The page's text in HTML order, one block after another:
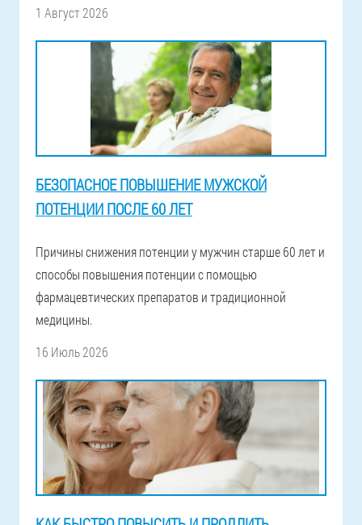
1 Август 2026
БЕЗОПАСНОЕ ПОВЫШЕНИЕ МУЖСКОЙ
ПОТЕНЦИИ ПОСЛЕ 60 ЛЕТ
Причины снижения потенции у мужчин старше 60 лет и
способы повышения потенции с помощью
фармацевтических препаратов и традиционной
медицины.
16 Июль 2026